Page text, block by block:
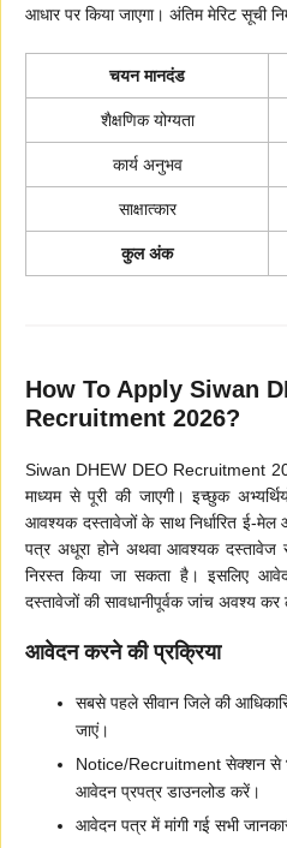
आधार पर किया जाएगा। अंतिम मेरिट सूची
चयन मानदंड
शैक्षणिक योग्यता
कार्य अनुभव
साक्षात्कार
कुल अंक
How To Apply Siwan
Recruitment 2026?
Siwan DHEW DEO Recruitment
माध्यम से पूरी की जाएगी। इच्छुक
आवश्यक दस्तावेजों के साथ निर्धारित ई-
पत्र अधूरा होने अथवा आवश्यक दस्तावेज
निरस्त किया जा सकता है। इसलिए
दस्तावेजों की सावधानीपूर्वक जांच अवश्य कर
आवेदन करने की प्रक्रिया
सबसे पहले सीवान जिले की
जाएं।
Notice/Recruitment सेक्शन से
आवेदन प्रपत्र डाउनलोड करें।
आवेदन पत्र में मांगी गई सभी